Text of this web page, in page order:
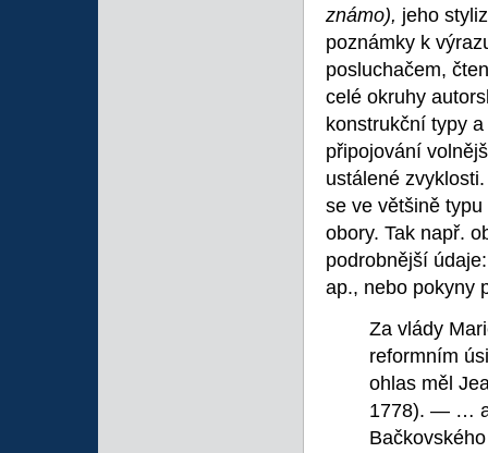
známo), jeho
poznámky k
posluchačem,
celé okruhy
konstrukční typy
připojování
ustálené
se ve většině
obory. Tak např.
podrobnější
ap., nebo pokyny
Za vlády
reformním
ohlas měl
1778). — … a